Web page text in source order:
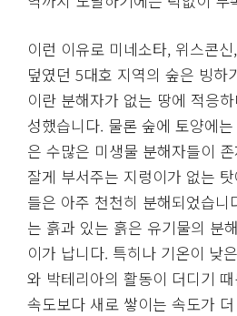
이런 이유로 미네소타, 위스콘
덮였던 5대호 지역의 숲은 빙하
이란 분해자가 없는 땅에 적응
성했습니다. 물론 숲에 토양에
은 수많은 미생물 분해자들이
잘게 부서주는 지렁이가 없는
들은 아주 천천히 분해되었습니
는 흙과 있는 흙은 유기물의 분
이가 납니다. 특히나 기온이 낮
와 박테리아의 활동이 더디기
속도보다 새로 쌓이는 속도가